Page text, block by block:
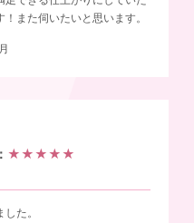
また伺いたいと思います。
★★★★★
た。